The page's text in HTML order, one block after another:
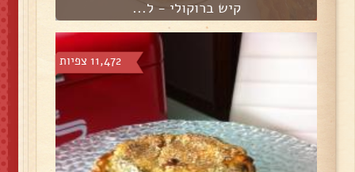
קיש ברוקולי - ל...
11,472 צפיות